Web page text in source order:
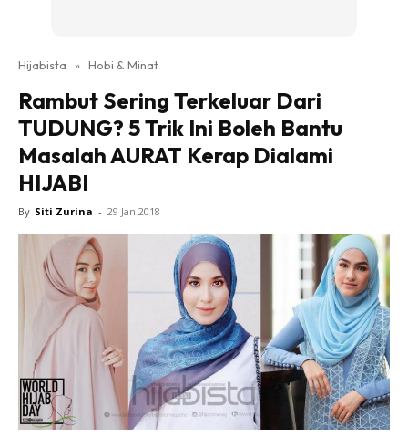
Hijabista » Hobi & Minat
Rambut Sering Terkeluar Dari
TUDUNG? 5 Trik Ini Boleh Bantu
Masalah AURAT Kerap Dialami
HIJABI
By Siti Zurina - 29 Jan 2018